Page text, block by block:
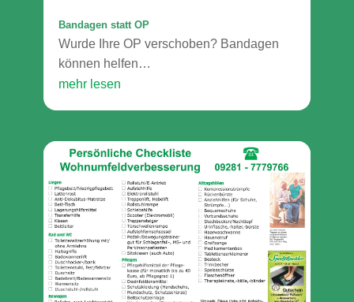
Bandagen statt OP
Wurde Ihre OP verschoben? Bandagen
können helfen…
mehr lesen